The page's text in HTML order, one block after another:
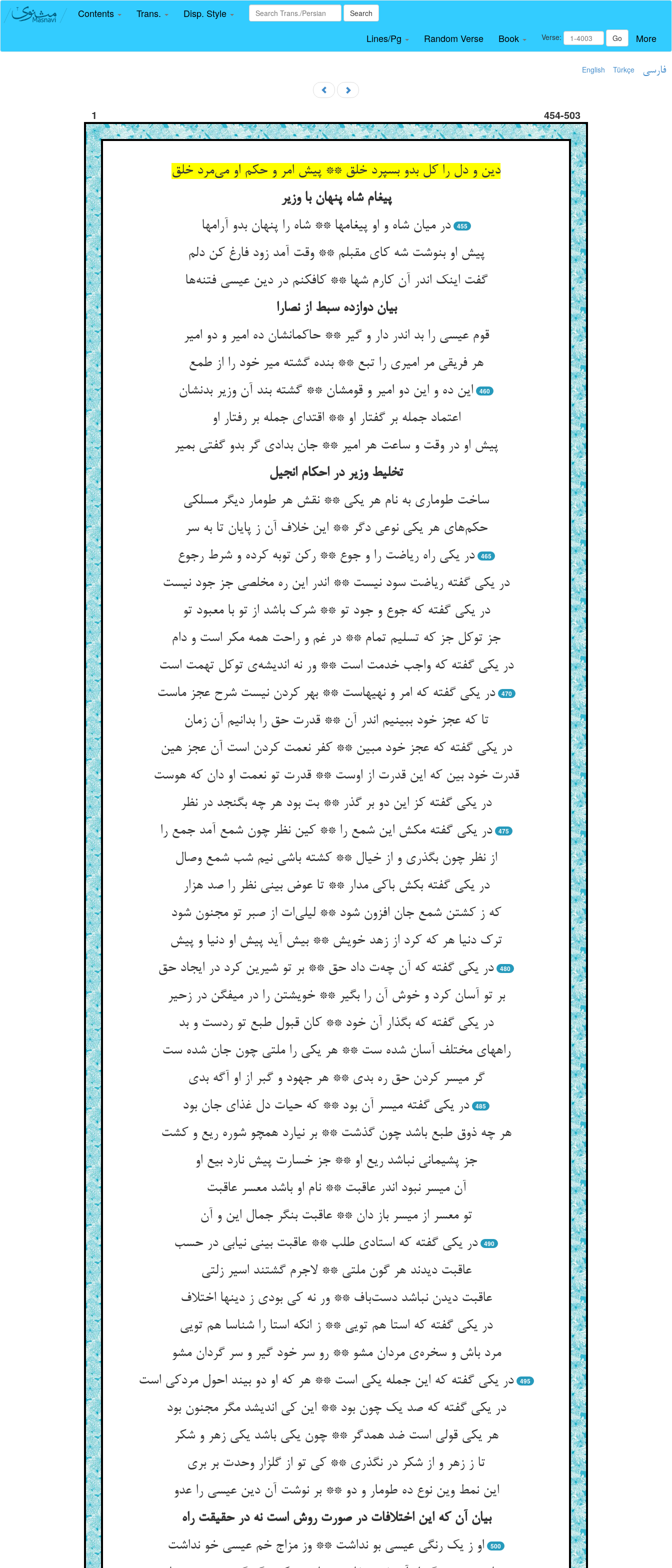
Contents Trans. Disp. Style Search
Lines/Pg Random Verse Book Verse: Go More
English Türkçe فارسی
1 454-503
پیغام شاه پنهان با وزیر
در میان شاه و او پیغامها ** شاه را پنهان بدو آرامها
455
پیش او بنوشت شه کای مقبلم ** وقت آمد زود فارغ کن دلم‌‌
گفت اینک اندر آن کارم شها ** کافکنم در دین عیسی فتنه‌‌ها
بیان دوازده سبط از نصارا
قوم عیسی را بد اندر دار و گیر ** حاکمانشان ده امیر و دو امیر
460
اعتماد جمله بر گفتار او ** اقتدای جمله بر رفتار او
پیش او در وقت و ساعت هر امیر ** جان بدادی گر بدو گفتی بمیر
تخلیط وزیر در احکام انجیل
حکم‌‌های هر یکی نوعی دگر ** این خلاف آن ز پایان تا به سر
در یکی راه ریاضت را و جوع ** رکن توبه کرده و شرط رجوع‌‌
465
در یکی گفته که جوع و جود تو ** شرک باشد از تو با معبود تو
در یکی گفته که واجب خدمت است ** ور نه اندیشه‌‌ی توکل تهمت است‌‌
در یکی گفته که امر و نهیهاست ** بهر کردن نیست شرح عجز ماست‌‌
470
تا که عجز خود ببینیم اندر آن ** قدرت حق را بدانیم آن زمان‌‌
در یکی گفته که عجز خود مبین ** کفر نعمت کردن است آن عجز هین‌‌
قدرت خود بین که این قدرت از اوست ** قدرت تو نعمت او دان که هوست‌‌
در یکی گفته کز این دو بر گذر ** بت بود هر چه بگنجد در نظر
در یکی گفته مکش این شمع را ** کین نظر چون شمع آمد جمع را
475
در یکی گفته بکش باکی مدار ** تا عوض بینی نظر را صد هزار
که ز کشتن شمع جان افزون شود ** لیلی‌‌ات از صبر تو مجنون شود
480
بر تو آسان کرد و خوش آن را بگیر ** خویشتن را در میفگن در زحیر
در یکی گفته که بگذار آن خود ** کان قبول طبع تو ردست و بد
راههای مختلف آسان شده ست ** هر یکی را ملتی چون جان شده ست‌‌
گر میسر کردن حق ره بدی ** هر جهود و گبر از او آگه بدی‌‌
در یکی گفته میسر آن بود ** که حیات دل غذای جان بود
485
هر چه ذوق طبع باشد چون گذشت ** بر نیارد همچو شوره ریع و کشت‌‌
جز پشیمانی نباشد ریع او ** جز خسارت پیش نارد بیع او
490
عاقبت دیدند هر گون ملتی ** لاجرم گشتند اسیر زلتی‌‌
عاقبت دیدن نباشد دست‌‌باف ** ور نه کی بودی ز دینها اختلاف‌‌
مرد باش و سخره‌‌ی مردان مشو ** رو سر خود گیر و سر گردان مشو
در یکی گفته که این جمله یکی است ** هر که او دو بیند احول مردکی است‌‌
495
در یکی گفته که صد یک چون بود ** این کی اندیشد مگر مجنون بود
هر یکی قولی است ضد همدگر ** چون یکی باشد یکی زهر و شکر
این نمط وین نوع ده طومار و دو ** بر نوشت آن دین عیسی را عدو
بیان آن که این اختلافات در صورت روش است نه در حقیقت راه
500